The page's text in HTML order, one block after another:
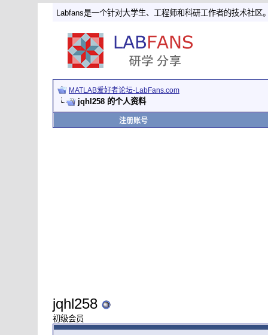
Labfans是一个针对大学生、工程师和科研工作者的技术社区
MATLAB爱好者论坛-LabFans.com
jqhl258 的个人资料
注册账号
jqhl258
初级会员